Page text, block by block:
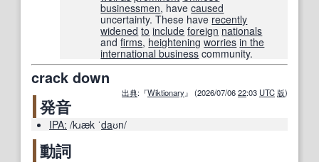
businessmen, havecaused
uncertainty. These have recently
widened to include foreign nationals
andfirms, heightening worries in the
international businesscommunity.
crack down
出典:『Wiktionary』 (2026/07/0622:03 UTC 版)
発音
IPA: /kɹæk ˈdaʊn/
動詞